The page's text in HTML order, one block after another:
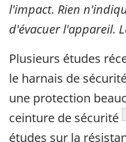
l'impact. Rien
d'évacuer l'appareil.
Plusieurs études
le harnais de
une protection
ceinture de sécurité
études sur la